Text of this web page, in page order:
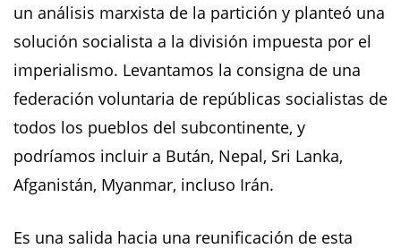
un análisis marxista de la partición y planteó una
solución socialista a la división impuesta por el
imperialismo. Levantamos la consigna de una
federación voluntaria de repúblicas socialistas de
todos los pueblos del subcontinente, y
podríamos incluir a Bután, Nepal, Sri Lanka,
Afganistán, Myanmar, incluso Irán.
Es una salida hacia una reunificación de esta